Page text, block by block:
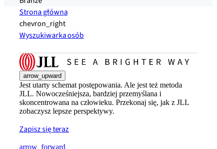
Strona główna
chevron_right
Wyszukiwarka osób
arrow_upward
Jest utarty schemat postępowania. Ale jest też metoda
JLL. Nowocześniejsza, bardziej przemyślana i
skoncentrowana na człowieku. Przekonaj się, jak z JLL
zobaczysz lepsze perspektywy.
Zapisz się teraz
arrow_forward